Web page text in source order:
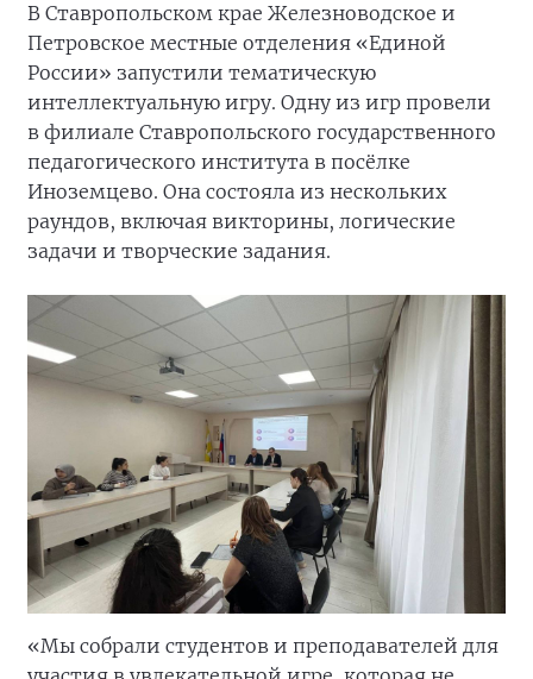
В Ставропольском крае Железноводское и
Петровское местные отделения «Единой
России» запустили тематическую
интеллектуальную игру. Одну из игр провели
в филиале Ставропольского государственного
педагогического института в посёлке
Иноземцево. Она состояла из нескольких
раундов, включая викторины, логические
задачи и творческие задания.
«Мы собрали студентов и преподавателей для